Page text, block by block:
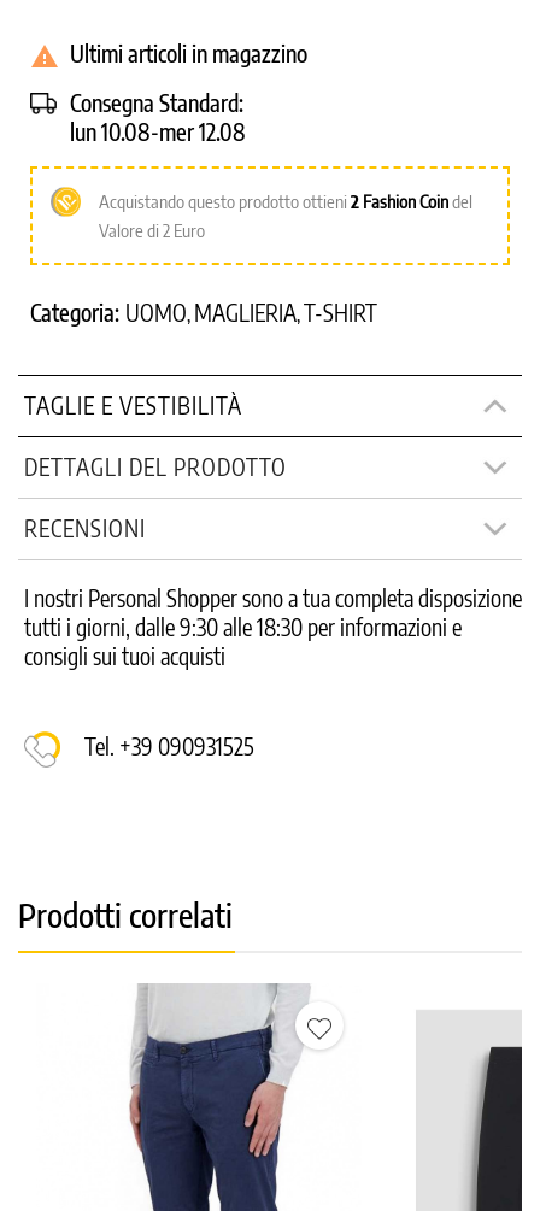
 Ultimi articoli in magazzino
Consegna Standard:
lun 10.08-mer 12.08
Acquistando questo prodotto ottieni 2 Fashion Coindel
Valore di 2 Euro
Categoria: UOMO, MAGLIERIA,T-SHIRT
TAGLIE E VESTIBILITÀ
DETTAGLI DEL PRODOTTO
RECENSIONI
I nostri Personal Shopper sono a tua completa disposizione
tutti i giorni, dalle 9:30 alle 18:30 per informazioni e
consigli sui tuoi acquisti
Tel. +39 090931525
Prodotti correlati